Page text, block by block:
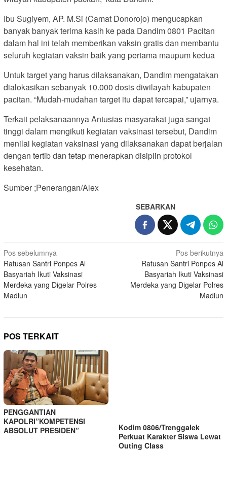
Ibu Sugiyem, AP. M.Si (Camat Donorojo) mengucapkan
banyak banyak terima kasih ke pada Dandim 0801 Pacitan
dalam hal ini telah memberikan vaksin gratis dan membantu
seluruh kegiatan vaksin baik yang pertama maupum kedua
Untuk target yang harus dilaksanakan, Dandim mengatakan
dialokasikan sebanyak 10.000 dosis diwilayah kabupaten
pacitan. “Mudah-mudahan target itu dapat tercapai,” ujarnya.
Terkait pelaksanaannya Antusias masyarakat juga sangat
tinggi dalam mengikuti kegiatan vaksinasi tersebut, Dandim
menilai kegiatan vaksinasi yang dilaksanakan dapat berjalan
dengan tertib dan tetap menerapkan disiplin protokol
kesehatan.
Sumber ;Penerangan/Alex
SEBARKAN
Navigasi
pos
Pos sebelumnya
Ratusan Santri Ponpes Al
Basyariah Ikuti Vaksinasi
Merdeka yang Digelar Polres
Madiun
Pos berikutnya
Ratusan Santri Ponpes Al
Basyariah Ikuti Vaksinasi
Merdeka yang Digelar Polres
Madiun
POS TERKAIT
PENGGANTIAN
KAPOLRI”KOMPETENSI
ABSOLUT PRESIDEN”
Kodim 0806/Trenggalek
Perkuat Karakter Siswa Lewat
Outing Class